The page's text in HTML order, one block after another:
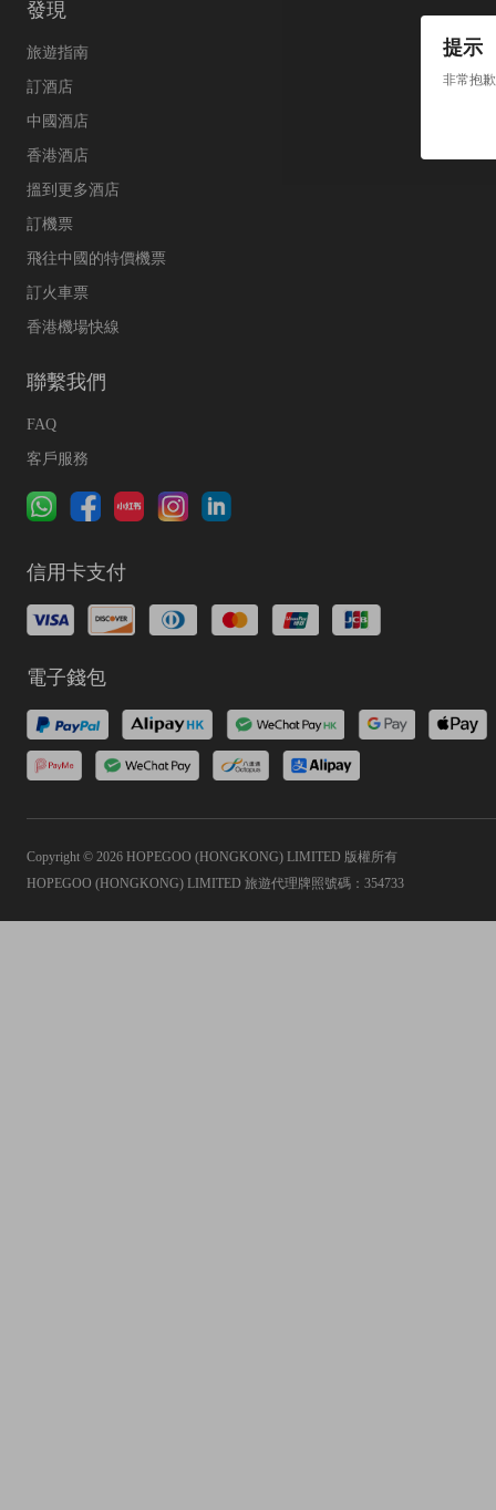
提示
非常抱
發現
旅遊指南
訂酒店
中國酒店
香港酒店
搵到更多酒店
訂機票
飛往中國的特價機票
訂火車票
香港機場快線
聯繫我們
FAQ
客戶服務
信用卡支付
電子錢包
Copyright © 2026 HOPEGOO (HONGKONG) LIMITED 版權所有
HOPEGOO (HONGKONG) LIMITED 旅遊代理牌照號碼：354733